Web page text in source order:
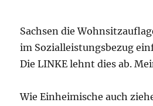
Sachsen die
im Sozialleistungsbezug
Die LINKE lehnt dies ab.
Wie Einheimische auch